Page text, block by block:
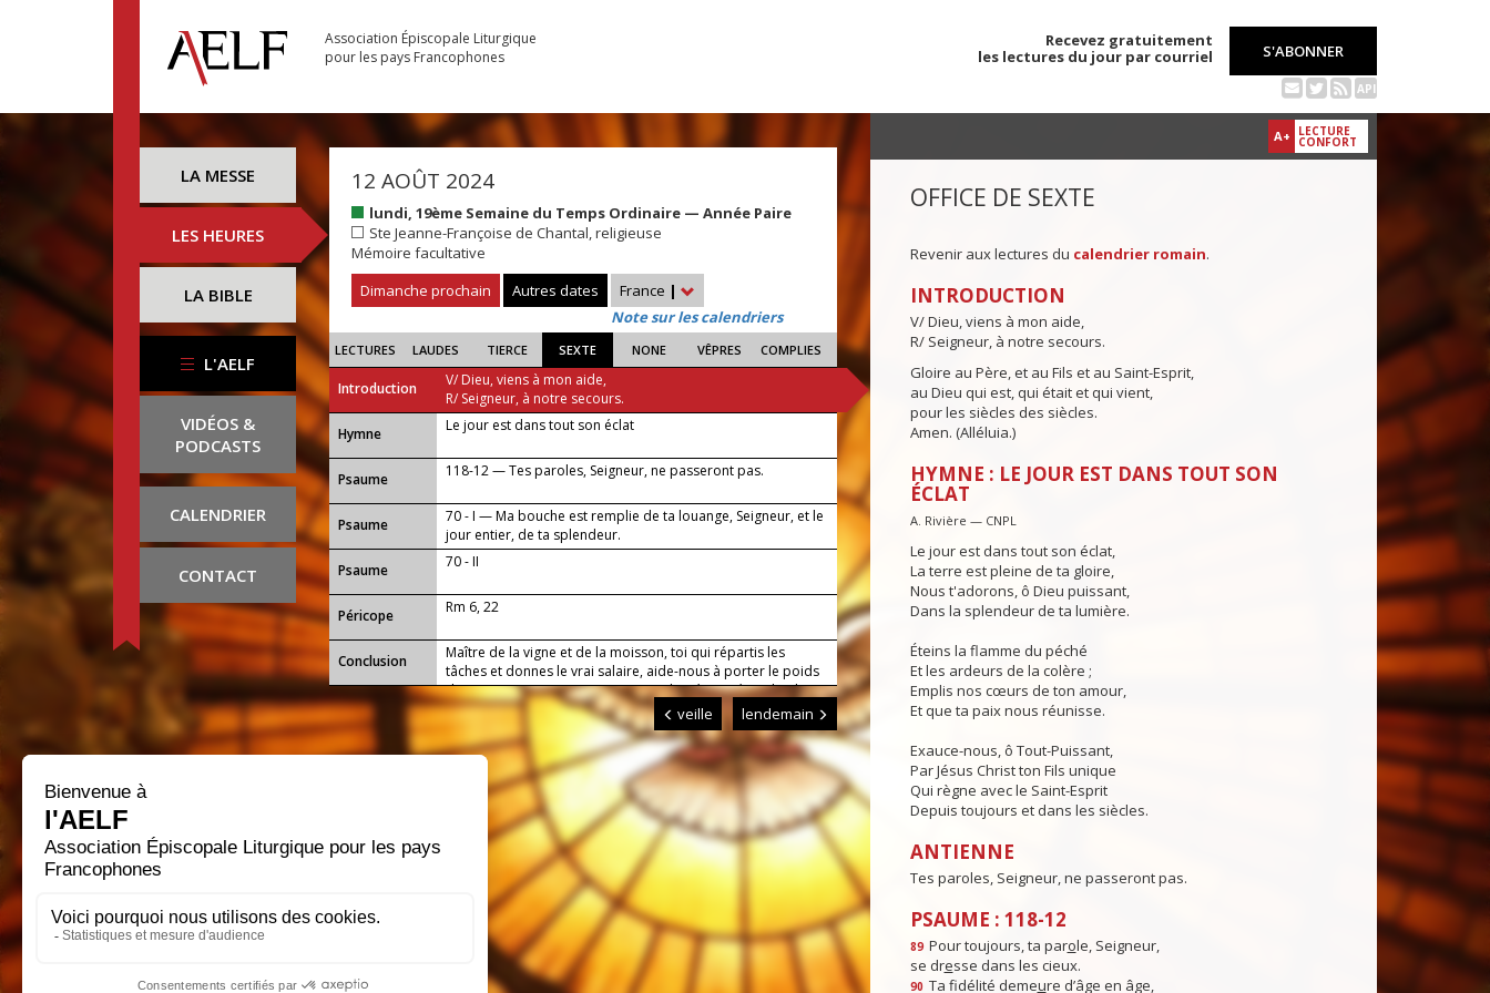
Association Épiscopale Liturgique
pour les pays Francophones
Recevez gratuitement
les lectures du jour par courriel
S'ABONNER
API
LA MESSE
LES HEURES
LA BIBLE
L'AELF
VIDÉOS &
PODCASTS
CALENDRIER
CONTACT
12 AOÛT 2024
lundi, 19ème Semaine du Temps Ordinaire — Année Paire
Ste Jeanne-Françoise de Chantal, religieuse
Mémoire facultative
Dimanche prochain
Autres dates France |
Note sur les calendriers
LECTURES LAUDES TIERCE SEXTE NONE VÊPRES COMPLIES
Introduction
V/ Dieu, viens à mon aide,
R/ Seigneur, à notre secours.
...
Hymne Le jour est dans tout son éclat
Psaume 118-12 — Tes paroles, Seigneur, ne passeront pas.
Psaume
70 - I — Ma bouche est remplie de ta louange, Seigneur, et le
jour entier, de ta splendeur.
Psaume
70 - II
Péricope Rm 6, 22
Conclusion
Maître de la vigne et de la moisson, toi qui répartis les
tâches et donnes le vrai salaire, aide-nous à porter le poids
du jour sans murmurer contre ta volonté. Par Jésus, le Christ,
notre Seigneur. Amen
veille lendemain
A+ LECTURE
CONFORT
OFFICE DE SEXTE
Revenir aux lectures du calendrier romain.
INTRODUCTION
V/ Dieu, viens à mon aide,
R/ Seigneur, à notre secours.
Gloire au Père, et au Fils et au Saint-Esprit,
au Dieu qui est, qui était et qui vient,
pour les siècles des siècles.
Amen. (Alléluia.)
HYMNE : LE JOUR EST DANS TOUT SON
ÉCLAT
A. Rivière — CNPL
Le jour est dans tout son éclat,
La terre est pleine de ta gloire,
Nous t'adorons, ô Dieu puissant,
Dans la splendeur de ta lumière.
Éteins la flamme du péché
Et les ardeurs de la colère ;
Emplis nos cœurs de ton amour,
Et que ta paix nous réunisse.
Exauce-nous, ô Tout-Puissant,
Par Jésus Christ ton Fils unique
Qui règne avec le Saint-Esprit
Depuis toujours et dans les siècles.
ANTIENNE
Tes paroles, Seigneur, ne passeront pas.
PSAUME : 118-12
89 Pour toujours, ta parole, Seigneur,
se dresse dans les cieux.
90 Ta fidélité demeure d’âge en âge,